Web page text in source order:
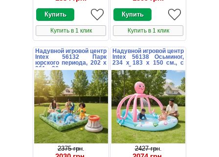
Купить в 1 клик Купить в 1 клик
Надувной игровой центр
Intex 56132 Парк
юрского периода, 202 х
201 х 36 см.
2375 грн.
Надувной игровой центр
Intex 56138 Осьминог,
234 х 183 х 150 см., с
горкой
2427 грн.